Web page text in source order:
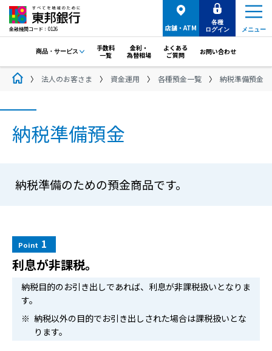
金融機関コード：0126 メニュー
店舗・ATM
各種
ログイン
商品・サービス
手数料
一覧
金利・
為替相場
よくある
ご質問
お問い合わせ
法人のお客さま 資金運用 各種預金一覧 納税準備預金
納税準備預金
納税準備のための預金商品です。
Point 1
利息が非課税。
納税目的のお引き出しであれば、利息が非課税扱いとなりま
す。
納税以外の目的でお引き出しされた場合は課税扱いとな
ります。